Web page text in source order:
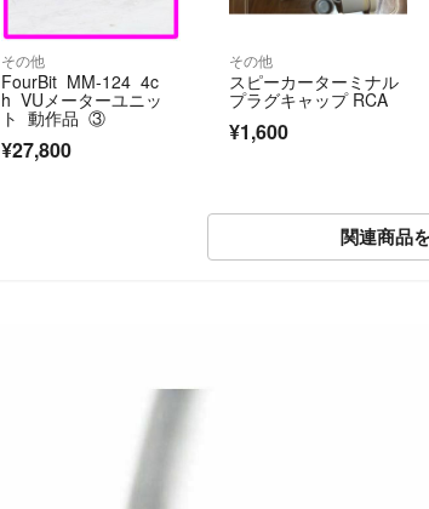
その他
FourBit MM-124 4c
h VUメーターユニッ
ト 動作品 ③
¥27,800
その他
スピーカーターミナル
プラグキャップ RCA
¥1,600
関連商品